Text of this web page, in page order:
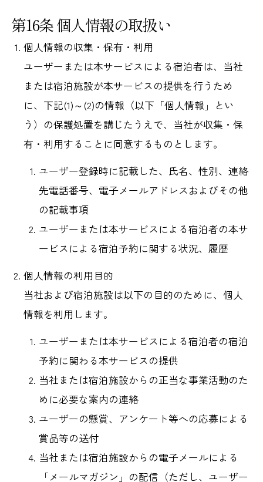
第16条 個人情報の取扱い
個人情報の収集・保有・利用
ユーザーまたは本サービスによる宿泊者は、当社
または宿泊施設が本サービスの提供を行うため
に、下記(1)～(2)の情報（以下「個人情報」とい
う）の保護処置を講じたうえで、当社が収集・保
有・利用することに同意するものとします。
ユーザー登録時に記載した、氏名、性別、連絡
先電話番号、電子メールアドレスおよびその他
の記載事項
ユーザーまたは本サービスによる宿泊者の本サ
ービスによる宿泊予約に関する状況、履歴
個人情報の利用目的
当社および宿泊施設は以下の目的のために、個人
情報を利用します。
ユーザーまたは本サービスによる宿泊者の宿泊
予約に関わる本サービスの提供
当社または宿泊施設からの正当な事業活動のた
めに必要な案内の連絡
ユーザーの懸賞、アンケート等への応募による
賞品等の送付
当社または宿泊施設からの電子メールによる
「メールマガジン」の配信（ただし、ユーザー